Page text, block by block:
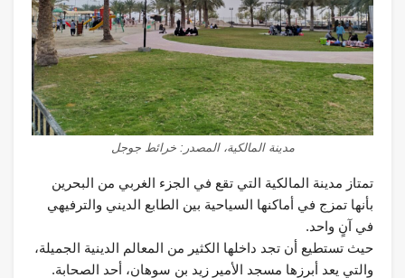
مدينة المالكية، المصدر: خرائط جوجل
تمتاز مدينة المالكية التي تقع في الجزء الغربي من البحرين
بأنها تمزج في أماكنها السياحية بين الطابع الديني والترفيهي
في آنٍ واحد.
حيث تستطيع أن تجد داخلها الكثير من المعالم الدينية الجميلة،
والتي يعد أبرزها مسجد الأمير زيد بن سوهان، أحد الصحابة.